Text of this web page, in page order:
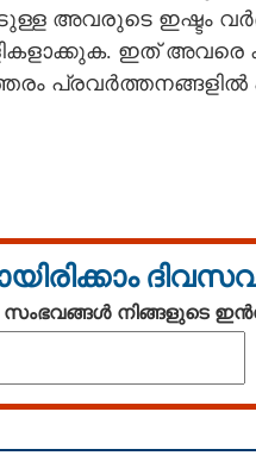
ഇഷ്ടം
ഇത്
പ്രവർത്തനങ്ങളിൽ
സംഭവങ്ങൾ നിങ്ങളുടെ
പേടിയും വാശിയും